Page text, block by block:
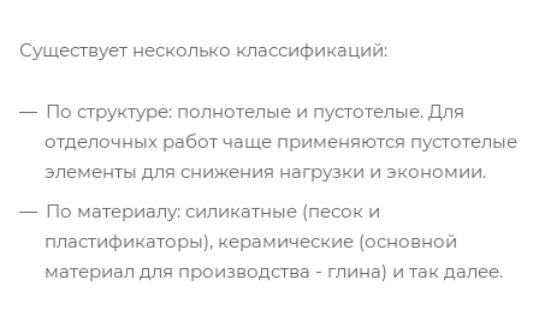
Существует несколько классификаций:
По структуре: полнотелые и пустотелые. Для
отделочных работ чаще применяются пустотелые
элементы для снижения нагрузки и экономии.
По материалу: силикатные (песок и
пластификаторы), керамические (основной
материал для производства - глина) и так далее.